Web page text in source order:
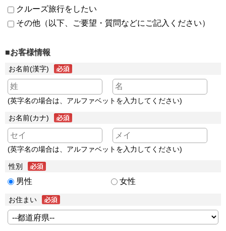
クルーズ旅行をしたい
その他（以下、ご要望・質問などにご記入ください）
■お客様情報
お名前(漢字)
(英字名の場合は、アルファベットを入力してください)
お名前(カナ)
(英字名の場合は、アルファベットを入力してください)
性別
男性 女性
お住まい